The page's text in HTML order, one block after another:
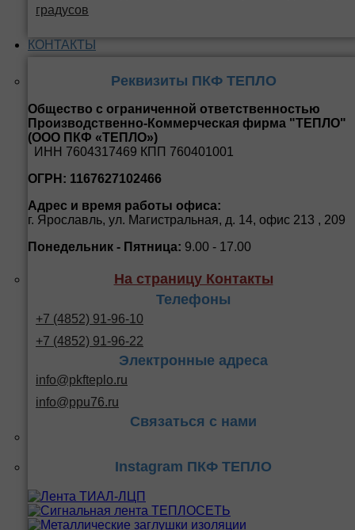
градусов
КОНТАКТЫ
Реквизиты ПКФ ТЕПЛО
Общество с ограниченной ответственностью
Производственно-Коммерческая фирма "ТЕПЛО"
(ООО ПКФ «ТЕПЛО»)
ИНН 7604317469 КПП 760401001
ОГРН: 1167627102466
Адрес и время работы офиса:
г. Ярославль, ул. Магистральная, д. 14, офис 213 , 209
Понедельник - Пятница: 9.00 - 17.00
На страницу Контакты
Телефоны
+7 (4852) 91-96-10
+7 (4852) 91-96-22
Электронные адреса
info@pkfteplo.ru
info@ppu76.ru
Связаться с нами
Instagram ПКФ ТЕПЛО